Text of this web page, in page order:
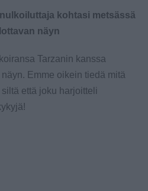
kohtasi metsässä
näyn
Tarzanin kanssa
Emme oikein tiedä mitä
että joku harjoitteli